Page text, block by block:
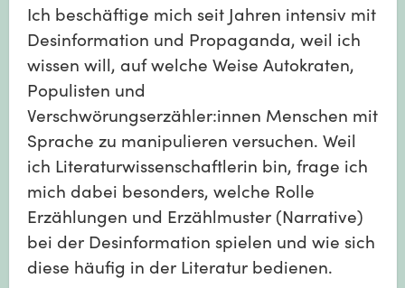
Ich beschäftige mich seit Jahren intensiv mit
Desinformation und Propaganda, weil ich
wissen will, auf welche Weise Autokraten,
Populisten und
Verschwörungserzähler:innen Menschen mit
Sprache zu manipulieren versuchen. Weil
ich Literaturwissenschaftlerin bin, frage ich
mich dabei besonders, welche Rolle
Erzählungen und Erzählmuster (Narrative)
bei der Desinformation spielen und wie sich
diese häufig in der Literatur bedienen.